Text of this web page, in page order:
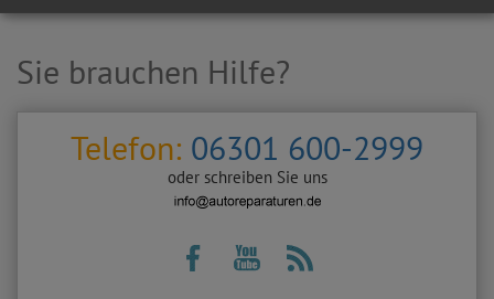
Sie brauchen Hilfe?
Telefon: 06301 600-2999
oder schreiben Sie uns